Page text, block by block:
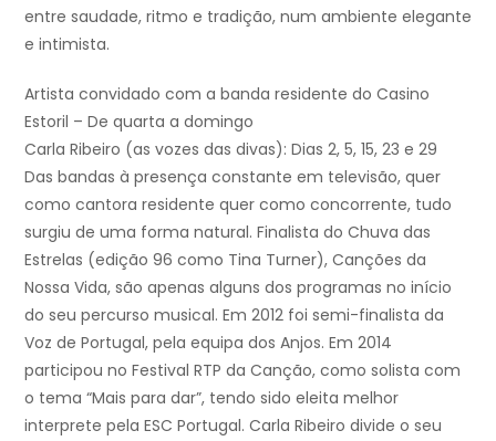
entre saudade, ritmo e tradição, num ambiente elegante
e intimista.
Artista convidado com a banda residente do Casino
Estoril – De quarta a domingo
Carla Ribeiro (as vozes das divas): Dias 2, 5, 15, 23 e 29
Das bandas à presença constante em televisão, quer
como cantora residente quer como concorrente, tudo
surgiu de uma forma natural. Finalista do Chuva das
Estrelas (edição 96 como Tina Turner), Canções da
Nossa Vida, são apenas alguns dos programas no início
do seu percurso musical. Em 2012 foi semi-finalista da
Voz de Portugal, pela equipa dos Anjos. Em 2014
participou no Festival RTP da Canção, como solista com
o tema “Mais para dar”, tendo sido eleita melhor
interprete pela ESC Portugal. Carla Ribeiro divide o seu